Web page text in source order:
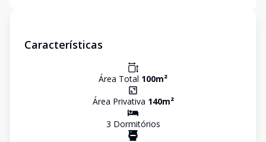
Características
Área Total 100m²
Área Privativa 140m²
3 Dormitórios